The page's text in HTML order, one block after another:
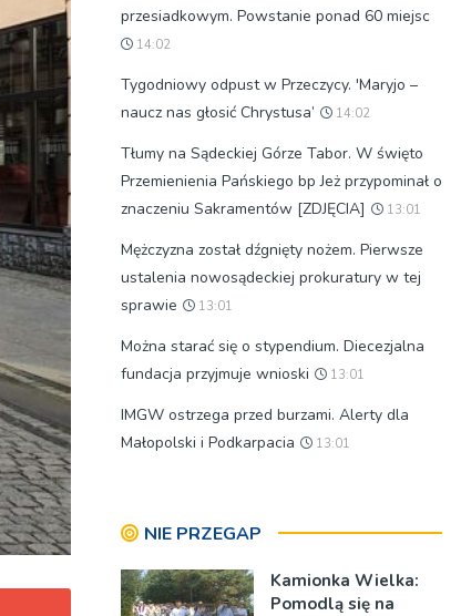
przesiadkowym. Powstanie ponad 60 miejsc
14:02
Tygodniowy odpust w Przeczycy. 'Maryjo –
naucz nas głosić Chrystusa’
14:02
Tłumy na Sądeckiej Górze Tabor. W święto
Przemienienia Pańskiego bp Jeż przypominał o
znaczeniu Sakramentów [ZDJĘCIA]
13:01
Mężczyzna został dźgnięty nożem. Pierwsze
ustalenia nowosądeckiej prokuratury w tej
sprawie
13:01
Można starać się o stypendium. Diecezjalna
fundacja przyjmuje wnioski
13:01
IMGW ostrzega przed burzami. Alerty dla
Małopolski i Podkarpacia
13:01
NIE PRZEGAP
Kamionka Wielka:
Pomodlą się na